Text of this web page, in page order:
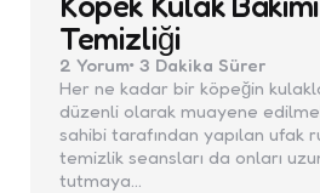
Temizliği
2 Yorum 3 Dakika Sürer
Her ne kadar bir köpeğin
düzenli olarak muayene
sahibi tarafından yapılan ufak
temizlik seansları da onları
tutmaya…